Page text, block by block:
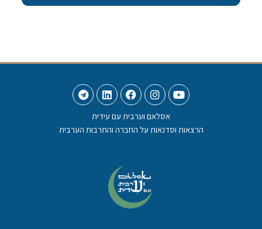
אסלאם וערבית עם עידית
הרצאות וסדנאות על החברה והתרבות הערבית